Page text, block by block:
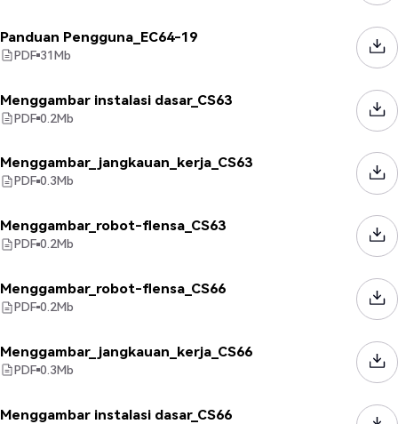
Panduan Pengguna_EC64-19
PDF 31Mb
Menggambar instalasi dasar_CS63
PDF 0.2Mb
Menggambar_jangkauan_kerja_CS63
PDF 0.3Mb
Menggambar_robot-flensa_CS63
PDF 0.2Mb
Menggambar_robot-flensa_CS66
PDF 0.2Mb
Menggambar_jangkauan_kerja_CS66
PDF 0.3Mb
Menggambar instalasi dasar_CS66